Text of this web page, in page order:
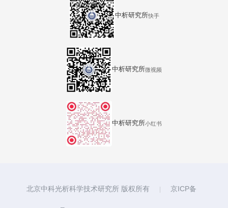
中析研究所快手
中析研究所微视频
中析研究所小红书
北京中科光析科学技术研究所 版权所有 京ICP备